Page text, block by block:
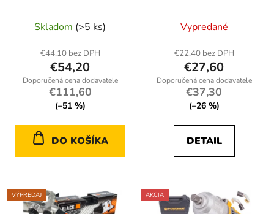
Skladom (>5 ks)
€44,10 bez DPH
€54,20
€111,60
(–51 %)
DO KOŠÍKA
Vypredané
€22,40 bez DPH
€27,60
€37,30
(–26 %)
DETAIL
VÝPREDAJ AKCIA